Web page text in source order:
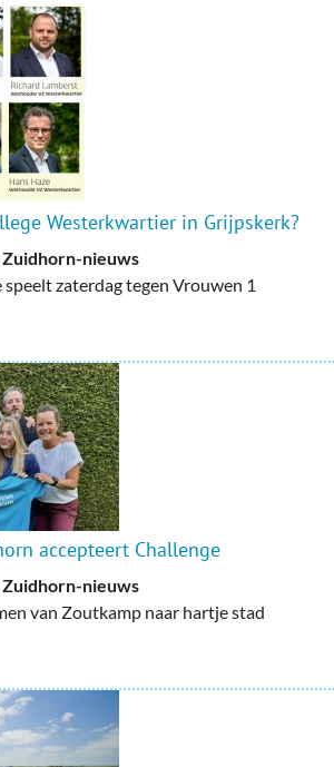
Westerkwartier in Grijpskerk?
Zuidhorn-nieuws
speelt zaterdag tegen Vrouwen 1
accepteert Challenge
Zuidhorn-nieuws
van Zoutkamp naar hartje stad